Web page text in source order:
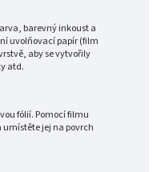
barevný inkoust a
uvolňovací papír (film
aby se vytvořily
atd.
fólií. Pomocí filmu
umístěte jej na povrch